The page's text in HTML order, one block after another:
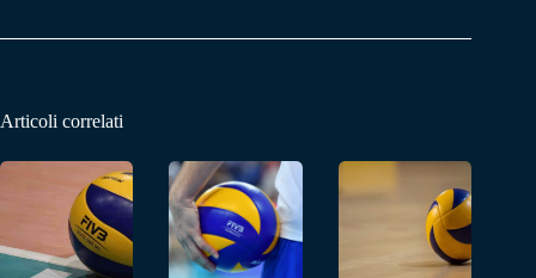
Articoli correlati